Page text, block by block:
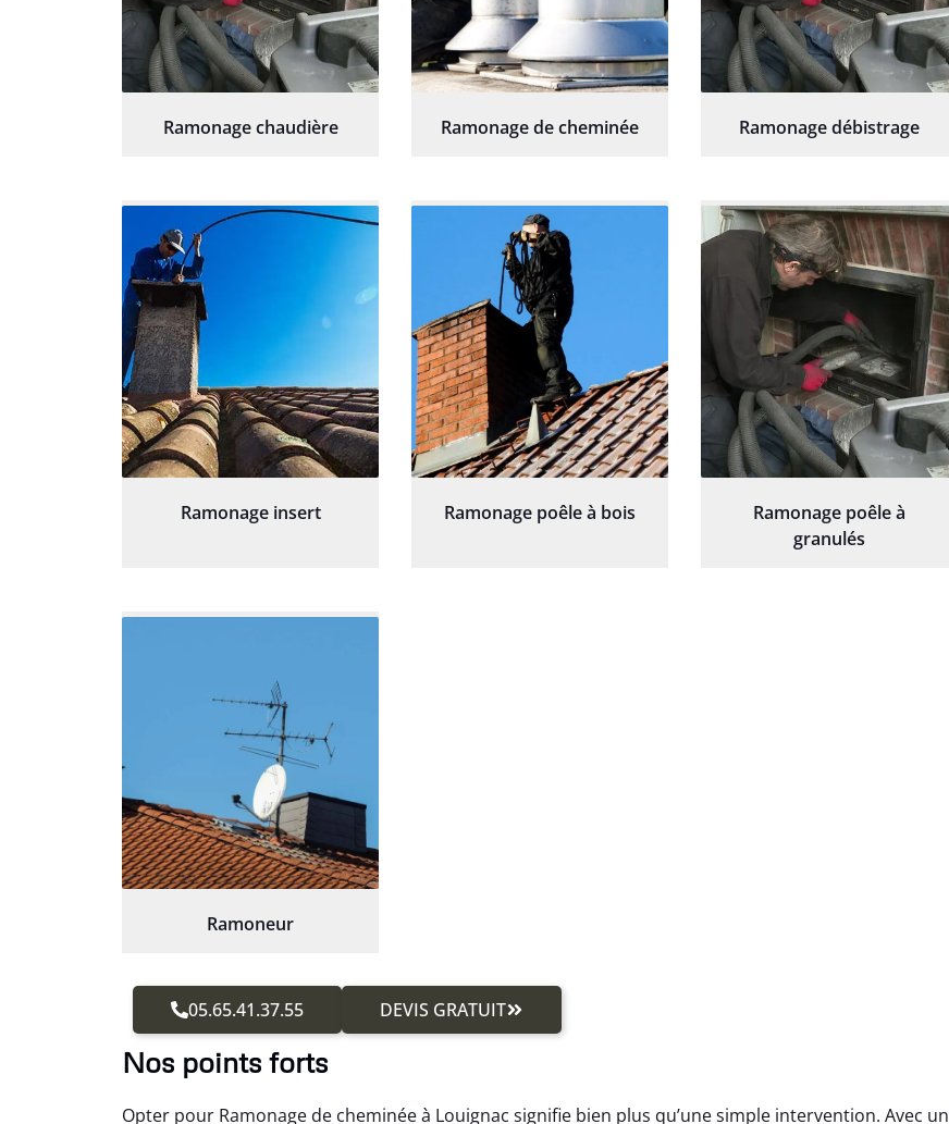
Ramonage chaudière Ramonage de cheminée Ramonage débistrage
Ramonage insert Ramonage poêle à bois
Ramonage poêle à
granulés
Ramoneur
05.65.41.37.55 DEVIS GRATUIT
Nos points forts
Opter pour Ramonage de cheminée à Louignac signifie bien plus qu’une simple intervention. Avec un